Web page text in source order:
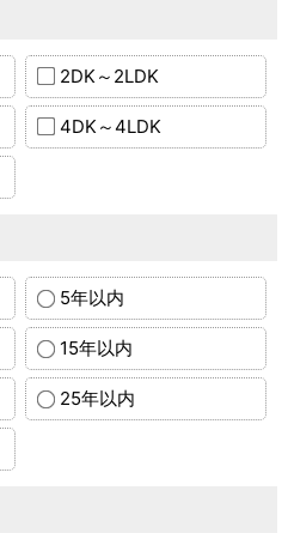
2DK～2LDK
4DK～4LDK
5年以内
15年以内
25年以内